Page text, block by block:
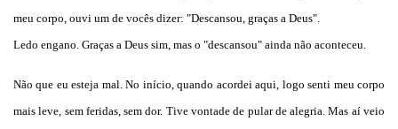
meu corpo, ouvi um de vocês dizer: "Descansou, graças a Deus".
Ledo engano. Graças a Deus sim, mas o "descansou" ainda não aconteceu.
Não que eu esteja mal. No início, quando acordei aqui, logo senti meu corpo
mais leve, sem feridas, sem dor. Tive vontade de pular de alegria. Mas aí veio